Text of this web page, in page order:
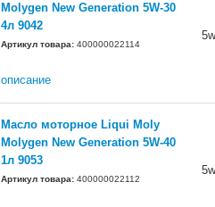
Molygen New Generation 5W-30
4л 9042
Артикул товара: 400000022114
описание
Масло моторное Liqui Moly
Molygen New Generation 5W-40
1л 9053
Артикул товара: 400000022112